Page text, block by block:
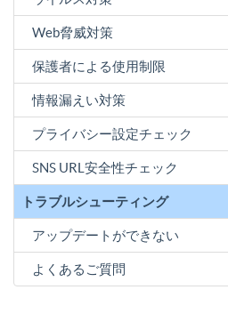
Web脅威対策
保護者による使用制限
情報漏えい対策
プライバシー設定チェック
SNS URL安全性チェック
トラブルシューティング
アップデートができない
よくあるご質問